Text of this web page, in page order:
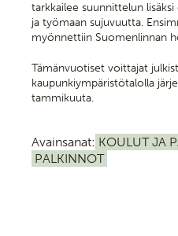
tarkkailee suunnittelun
ja työmaan sujuvuutta.
myönnettiin Suomenlinnan
Tämänvuotiset voittajat
kaupunkiympäristötalolla
tammikuuta.
Avainsanat: KOULUT JA
PALKINNOT